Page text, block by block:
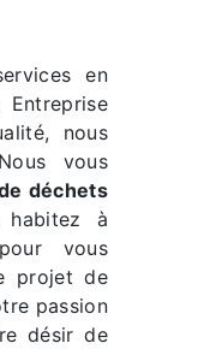
en
Entreprise
nous
vous
déchets
habitez à
vous
projet de
passion
désir de